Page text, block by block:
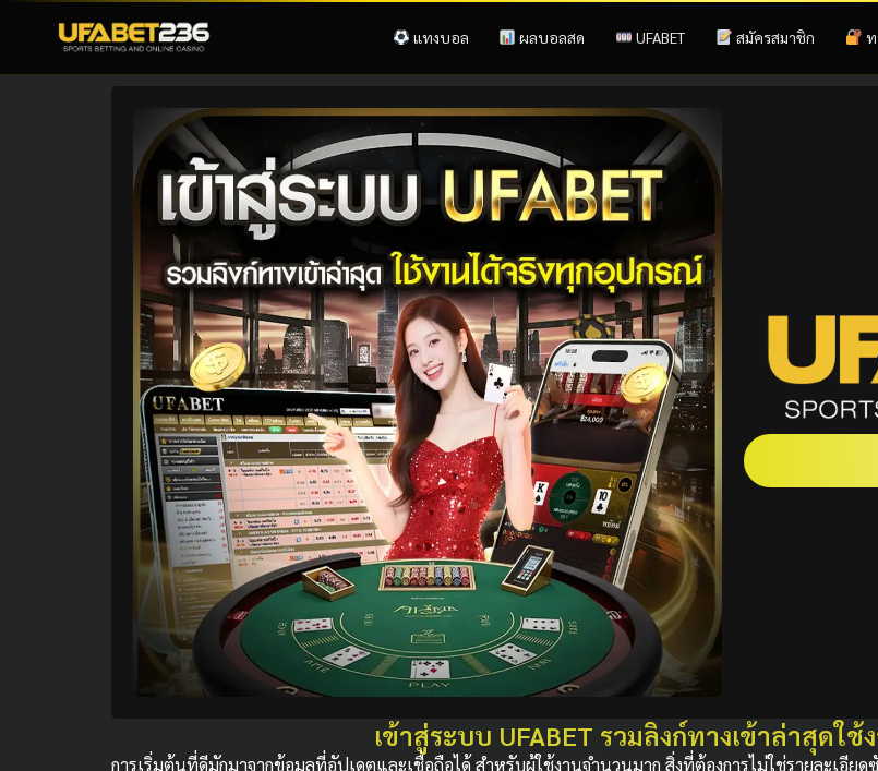
แทงบอล ผลบอลสด UFABET สมัครสมาชิก ท
เข้าสู่ระบบ UFABET รวมลิงก์ทางเข้าล่าสุดใ
การเริ่มต้นที่ดีมักมาจากข้อมูลที่อัปเดตและเชื่อถือได้ สำหรับผู้ใช้งานจำนวนมาก สิ่งที่ต้องการไม่ใช่รายละเอีย